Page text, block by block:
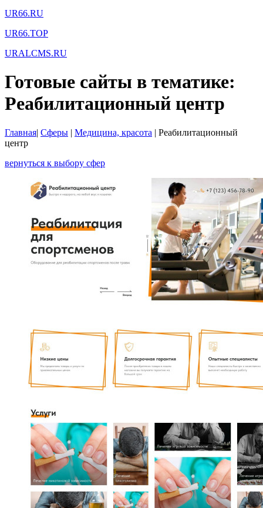
UR66.RU
UR66.TOP
URALCMS.RU
Готовые сайты в тематике:
Реабилитационный центр
Главная| Сферы | Медицина, красота | Реабилитационный
центр
вернуться к выбору сфер